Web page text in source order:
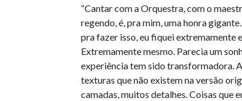
“Cantar com a Orquestra, com o
regendo, é, pra mim, uma honra
pra fazer isso, eu fiquei extremamente
Extremamente mesmo. Parecia um
experiência tem sido transformadora.
texturas que não existem na versão
camadas, muitos detalhes. Coisas que